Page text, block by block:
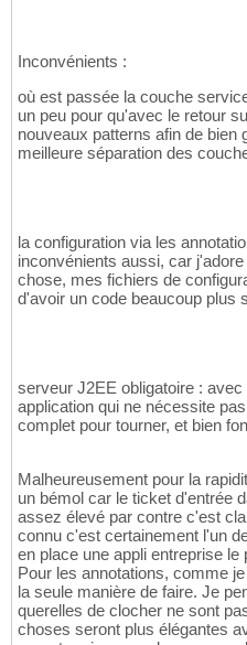
Inconvénients :
où est passée la couche
un peu pour qu'avec le retour
nouveaux patterns afin de bien
meilleure séparation des
la configuration via les
inconvénients aussi, car
chose, mes fichiers de
d'avoir un code beaucoup plus
serveur J2EE obligatoire :
application qui ne nécessite
complet pour tourner, et bien
Malheureusement pour la
un bémol car le ticket d'entrée
assez élevé par contre c'est
connu c'est certainement l'un
en place une appli entreprise le
Pour les annotations, comme
la seule manière de faire. Je
querelles de clocher ne sont
choses seront plus élégantes